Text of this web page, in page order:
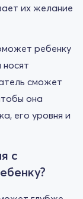
их желание
ребенку
носят
сможет
она
его уровня и
с